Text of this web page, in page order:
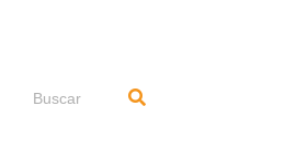
Pesquisar